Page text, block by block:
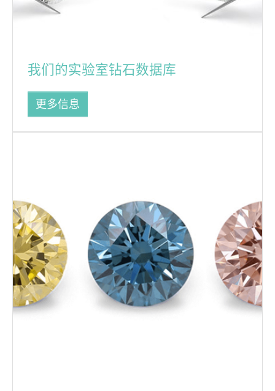
我们的实验室钻石数据库
更多信息